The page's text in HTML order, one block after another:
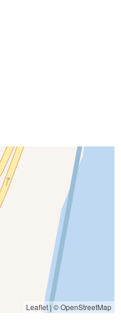
Leaflet| © OpenStreetMap